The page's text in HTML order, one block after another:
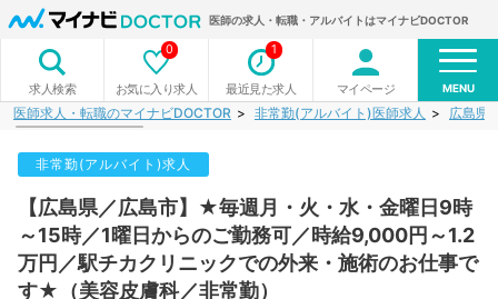
医師の求人・転職・アルバイトはマイナビDOCTOR
求人検索 お気に入り求人
0
最近見た求人
1
マイページ MENU
医師求人・転職のマイナビDOCTOR 非常勤(アルバイト)医師求人 広島県
非常勤(アルバイト)求人
【広島県／広島市】★毎週月・火・水・金曜日9時
～15時／1曜日からのご勤務可／時給9,000円～1.2
万円／駅チカクリニックでの外来・施術のお仕事で
す★（美容皮膚科／非常勤）